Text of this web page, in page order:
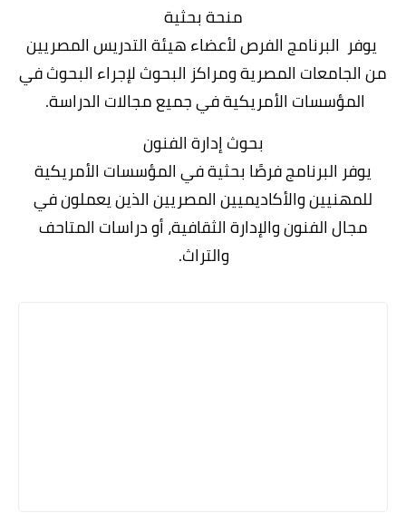
منحة بحثية
يوفر البرنامج الفرص لأعضاء هيئة التدريس المصريين
من الجامعات المصرية ومراكز البحوث لإجراء البحوث في
المؤسسات الأمريكية في جميع مجالات الدراسة.
بحوث إدارة الفنون
يوفر البرنامج فرصًا بحثية في المؤسسات الأمريكية
للمهنيين والأكاديميين المصريين الذين يعملون في
مجال الفنون والإدارة الثقافية، أو دراسات المتاحف
والتراث.